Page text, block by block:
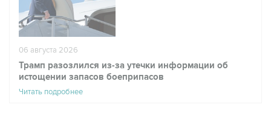
06 августа 2026
Трамп разозлился из-за утечки информации об
истощении запасов боеприпасов
Читать подробнее